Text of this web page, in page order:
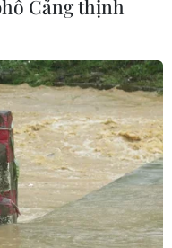
biết, trong quý 1,
Nhà nước tiếp tục
ngoại hối.
Cảng thịnh